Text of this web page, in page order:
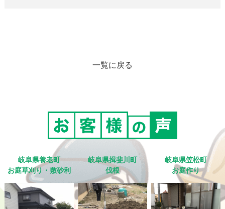
一覧に戻る
岐阜県養老町
お庭草刈り・敷砂利
岐阜県揖斐川町
伐根
岐阜県笠松町
お庭作り